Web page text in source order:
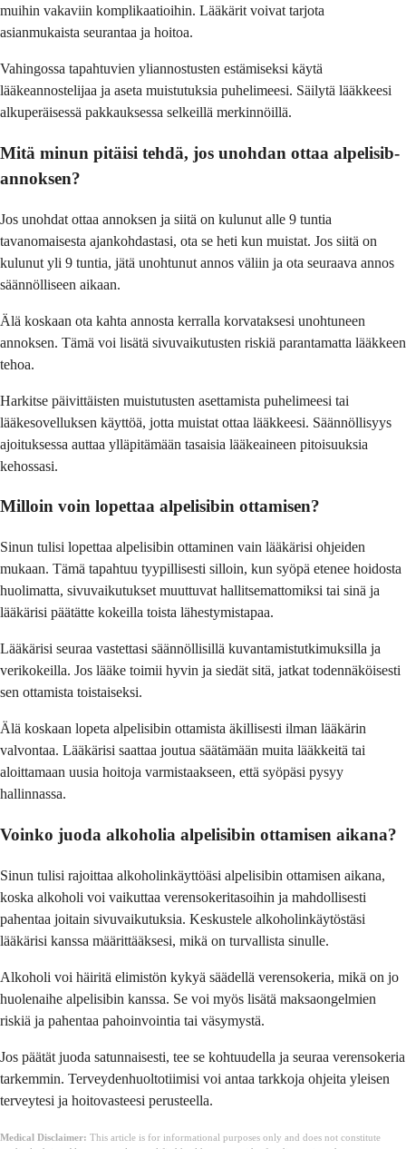
muihin vakaviin komplikaatioihin. Lääkärit voivat tarjota
asianmukaista seurantaa ja hoitoa.
Vahingossa tapahtuvien yliannostusten estämiseksi käytä
lääkeannostelijaa ja aseta muistutuksia puhelimeesi. Säilytä lääkkeesi
alkuperäisessä pakkauksessa selkeillä merkinnöillä.
Mitä minun pitäisi tehdä, jos unohdan ottaa alpelisib-
annoksen?
Jos unohdat ottaa annoksen ja siitä on kulunut alle 9 tuntia
tavanomaisesta ajankohdastasi, ota se heti kun muistat. Jos siitä on
kulunut yli 9 tuntia, jätä unohtunut annos väliin ja ota seuraava annos
säännölliseen aikaan.
Älä koskaan ota kahta annosta kerralla korvataksesi unohtuneen
annoksen. Tämä voi lisätä sivuvaikutusten riskiä parantamatta lääkkeen
tehoa.
Harkitse päivittäisten muistutusten asettamista puhelimeesi tai
lääkesovelluksen käyttöä, jotta muistat ottaa lääkkeesi. Säännöllisyys
ajoituksessa auttaa ylläpitämään tasaisia lääkeaineen pitoisuuksia
kehossasi.
Milloin voin lopettaa alpelisibin ottamisen?
Sinun tulisi lopettaa alpelisibin ottaminen vain lääkärisi ohjeiden
mukaan. Tämä tapahtuu tyypillisesti silloin, kun syöpä etenee hoidosta
huolimatta, sivuvaikutukset muuttuvat hallitsemattomiksi tai sinä ja
lääkärisi päätätte kokeilla toista lähestymistapaa.
Lääkärisi seuraa vastettasi säännöllisillä kuvantamistutkimuksilla ja
verikokeilla. Jos lääke toimii hyvin ja siedät sitä, jatkat todennäköisesti
sen ottamista toistaiseksi.
Älä koskaan lopeta alpelisibin ottamista äkillisesti ilman lääkärin
valvontaa. Lääkärisi saattaa joutua säätämään muita lääkkeitä tai
aloittamaan uusia hoitoja varmistaakseen, että syöpäsi pysyy
hallinnassa.
Voinko juoda alkoholia alpelisibin ottamisen aikana?
Sinun tulisi rajoittaa alkoholinkäyttöäsi alpelisibin ottamisen aikana,
koska alkoholi voi vaikuttaa verensokeritasoihin ja mahdollisesti
pahentaa joitain sivuvaikutuksia. Keskustele alkoholinkäytöstäsi
lääkärisi kanssa määrittääksesi, mikä on turvallista sinulle.
Alkoholi voi häiritä elimistön kykyä säädellä verensokeria, mikä on jo
huolenaihe alpelisibin kanssa. Se voi myös lisätä maksaongelmien
riskiä ja pahentaa pahoinvointia tai väsymystä.
Jos päätät juoda satunnaisesti, tee se kohtuudella ja seuraa verensokeria
tarkemmin. Terveydenhuoltotiimisi voi antaa tarkkoja ohjeita yleisen
terveytesi ja hoitovasteesi perusteella.
Medical Disclaimer: This article is for informational purposes only and does not constitute